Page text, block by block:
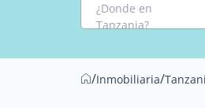
¿Donde en
Tanzania?
/Inmobiliaria/